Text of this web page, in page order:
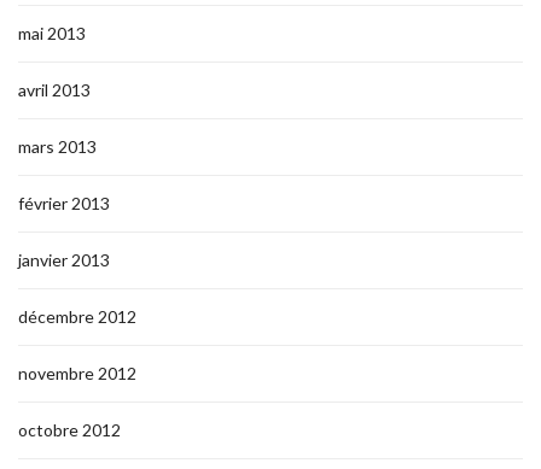
mai 2013
avril 2013
mars 2013
février 2013
janvier 2013
décembre 2012
novembre 2012
octobre 2012